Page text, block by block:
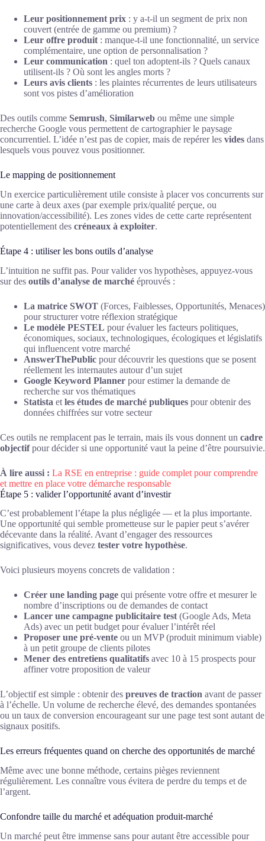
Leur positionnement prix : y a-t-il un segment de prix non
couvert (entrée de gamme ou premium) ?
Leur offre produit : manque-t-il une fonctionnalité, un service
complémentaire, une option de personnalisation ?
Leur communication : quel ton adoptent-ils ? Quels canaux
utilisent-ils ? Où sont les angles morts ?
Leurs avis clients : les plaintes récurrentes de leurs utilisateurs
sont vos pistes d’amélioration
Des outils comme Semrush, Similarweb ou même une simple
recherche Google vous permettent de cartographier le paysage
concurrentiel. L’idée n’est pas de copier, mais de repérer les vides dans
lesquels vous pouvez vous positionner.
Le mapping de positionnement
Un exercice particulièrement utile consiste à placer vos concurrents sur
une carte à deux axes (par exemple prix/qualité perçue, ou
innovation/accessibilité). Les zones vides de cette carte représentent
potentiellement des créneaux à exploiter.
Étape 4 : utiliser les bons outils d’analyse
L’intuition ne suffit pas. Pour valider vos hypothèses, appuyez-vous
sur des outils d’analyse de marché éprouvés :
La matrice SWOT (Forces, Faiblesses, Opportunités, Menaces)
pour structurer votre réflexion stratégique
Le modèle PESTEL pour évaluer les facteurs politiques,
économiques, sociaux, technologiques, écologiques et législatifs
qui influencent votre marché
AnswerThePublic pour découvrir les questions que se posent
réellement les internautes autour d’un sujet
Google Keyword Planner pour estimer la demande de
recherche sur vos thématiques
Statista et les études de marché publiques pour obtenir des
données chiffrées sur votre secteur
Ces outils ne remplacent pas le terrain, mais ils vous donnent un cadre
objectifpour décider si une opportunité vaut la peine d’être poursuivie.
À lire aussi : La RSE en entreprise : guide complet pour comprendre
et mettre en place votre démarche responsable
Étape 5 : valider l’opportunité avant d’investir
C’est probablement l’étape la plus négligée — et la plus importante.
Une opportunité qui semble prometteuse sur le papier peut s’avérer
décevante dans la réalité. Avant d’engager des ressources
significatives, vous devez tester votre hypothèse.
Voici plusieurs moyens concrets de validation :
Créer une landing page qui présente votre offre et mesurer le
nombre d’inscriptions ou de demandes de contact
Lancer une campagne publicitaire test(Google Ads, Meta
Ads) avec un petit budget pour évaluer l’intérêt réel
Proposer une pré-vente ou un MVP (produit minimum viable)
à un petit groupe de clients pilotes
Mener des entretiens qualitatifs avec 10 à 15 prospects pour
affiner votre proposition de valeur
L’objectif est simple : obtenir des preuves de traction avant de passer
à l’échelle. Un volume de recherche élevé, des demandes spontanées
ou un taux de conversion encourageant sur une page test sont autant de
signaux positifs.
Les erreurs fréquentes quand on cherche des opportunités de marché
Même avec une bonne méthode, certains pièges reviennent
régulièrement. Les connaître vous évitera de perdre du temps et de
l’argent.
Confondre taille du marché et adéquation produit-marché
Un marché peut être immense sans pour autant être accessible pour